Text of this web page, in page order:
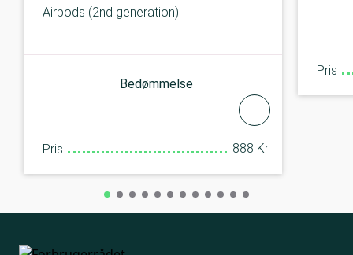
Airpods (2nd generation)
Bedømmelse
Pris 888 Kr.
Pris